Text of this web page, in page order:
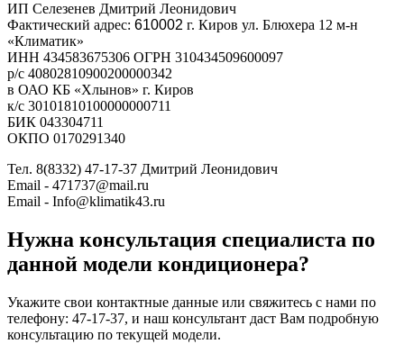
ИП Селезенев Дмитрий Леонидович
Фактический адрес: 610002 г. Киров ул. Блюхера 12 м-н
«Климатик»
ИНН 434583675306 ОГРН 310434509600097
р/с 40802810900200000342
в ОАО КБ «Хлынов» г. Киров
к/с 30101810100000000711
БИК 043304711
ОКПО 0170291340
Тел. 8(8332) 47-17-37 Дмитрий Леонидович
Email - 471737@mail.ru
Email - Info@klimatik43.ru
Нужна консультация специалиста по
данной модели кондиционера?
Укажите свои контактные данные или свяжитесь с нами по
телефону: 47-17-37, и наш консультант даст Вам подробную
консультацию по текущей модели.